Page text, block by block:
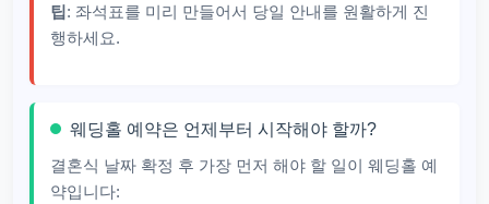
팁 : 좌석표를 미리 만들어서 당일 안내를 원활하게 진
행하세요.
웨딩홀 예약은 언제부터 시작해야 할까?
결혼식 날짜 확정 후 가장 먼저 해야 할 일이 웨딩홀 예
약입니다: